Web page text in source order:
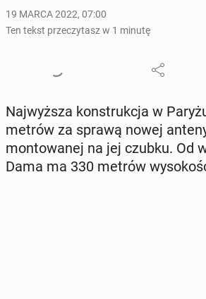
19 MARCA 2022, 07:00
Ten tekst przeczytasz w 1 minutę
Naj­wyż­sza kon­struk­cja w
metrów za sprawą nowej
mon­to­wa­nej na jej czubku. Od
Dama ma 330 metrów